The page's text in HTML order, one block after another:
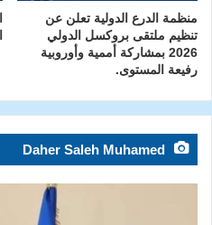
منظمة الدرع الدولية تعلن عن
تنظيم ملتقى بروكسل الدولي
2026 بمشاركة أممية وأوروبية
رفيعة المستوى.
Daher Saleh Muhamed